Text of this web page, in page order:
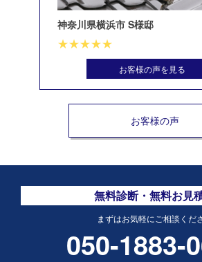
神奈川県横浜市 S様邸
お客様の声を見る
お客様の声
無料診断・無料お見
まずはお気軽にご相談くだ
050-1883-